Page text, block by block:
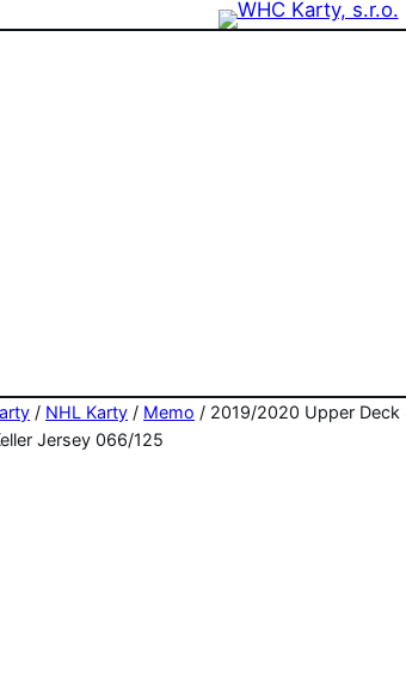
/ NHL Karty / Memo / 2019/2020 Upper Deck
Jersey 066/125